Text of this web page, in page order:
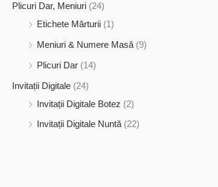
Plicuri Dar, Meniuri (24)
Etichete Mărturii (1)
Meniuri & Numere Masă (9)
Plicuri Dar (14)
Invitații Digitale (24)
Invitații Digitale Botez (2)
Invitații Digitale Nuntă (22)